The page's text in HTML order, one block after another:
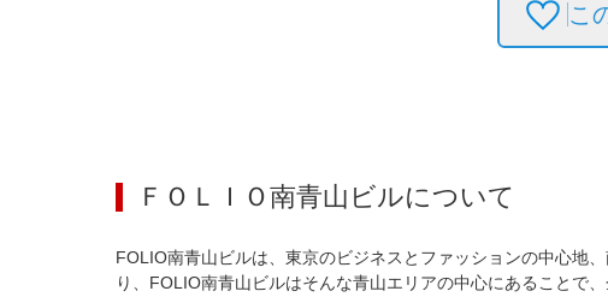
こ
ＦＯＬＩＯ南青山ビルについて
FOLIO南青山ビルは、東京のビジネスとファッションの中心地
り、FOLIO南青山ビルはそんな青山エリアの中心にあることで